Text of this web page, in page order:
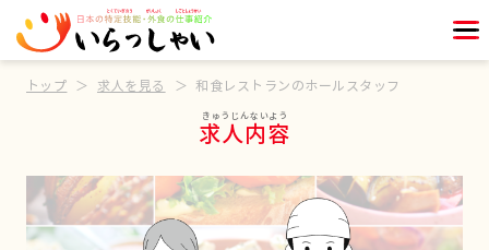
トップ 求人を見る 和食レストランのホールスタッフ
求人内容